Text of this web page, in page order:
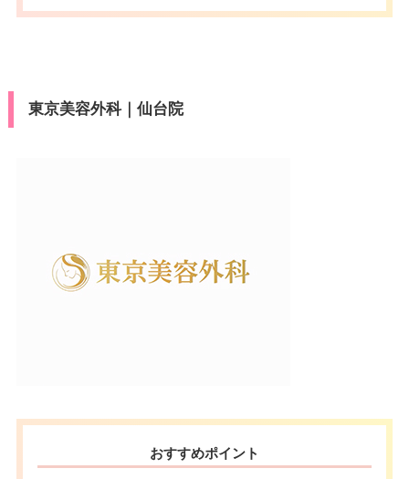
東京美容外科｜仙台院
おすすめポイント